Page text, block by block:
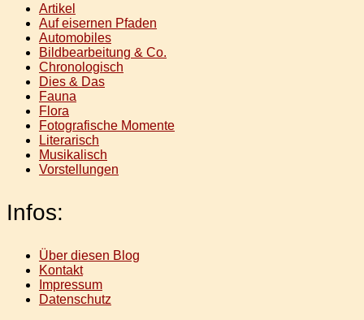
Artikel
Auf eisernen Pfaden
Automobiles
Bildbearbeitung & Co.
Chronologisch
Dies & Das
Fauna
Flora
Fotografische Momente
Literarisch
Musikalisch
Vorstellungen
Infos:
Über diesen Blog
Kontakt
Impressum
Datenschutz